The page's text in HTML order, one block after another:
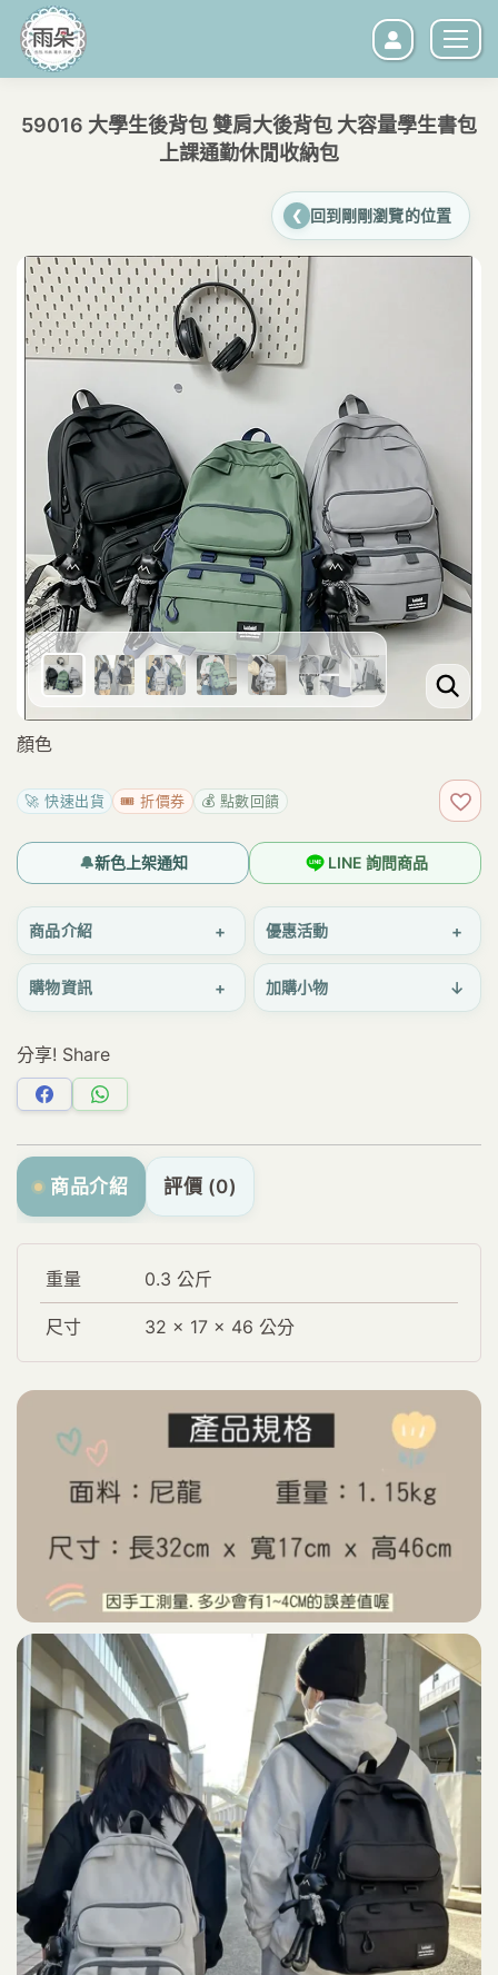
59016 大學生後背包 雙肩大後背包 大容量學生書包
上課通勤休閒收納包
❮ 回到剛剛瀏覽的位置
顏色
🚀 快速出貨 🎟️ 折價券 💰 點數回饋 加
LINE 詢問商品
🔔新色上架通知
商品介紹 + 優惠活動 +
購物資訊 + 加購小物 ↓
分享! Share
分
享
Facebook
分
享
WhatsApp
商品介紹 評價 (0)
重量 0.3 公斤
尺寸 32 × 17 × 46 公分